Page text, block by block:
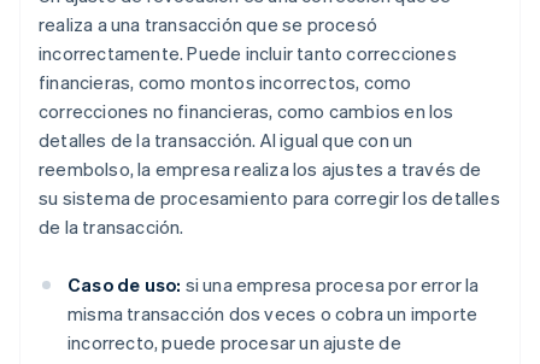
realiza a una transacción que se procesó
incorrectamente. Puede incluir tanto correcciones
financieras, como montos incorrectos, como
correcciones no financieras, como cambios en los
detalles de la transacción. Al igual que con un
reembolso, la empresa realiza los ajustes a través de
su sistema de procesamiento para corregir los detalles
de la transacción.
Caso de uso: si una empresa procesa por error la
misma transacción dos veces o cobra un importe
incorrecto, puede procesar un ajuste de